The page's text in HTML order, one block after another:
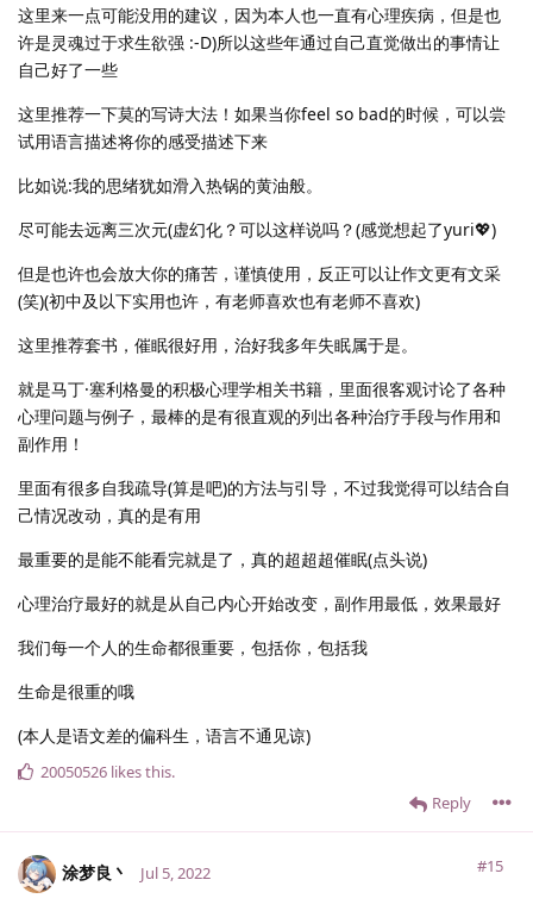
这里来一点可能没用的建议，因为本人也一直有心理疾病，但是也
许是灵魂过于求生欲强 :-D)所以这些年通过自己直觉做出的事情让
自己好了一些
这里推荐一下莫的写诗大法！如果当你feel so bad的时候，可以尝
试用语言描述将你的感受描述下来
比如说:我的思绪犹如滑入热锅的黄油般。
尽可能去远离三次元(虚幻化？可以这样说吗？(感觉想起了yuri💖)
但是也许也会放大你的痛苦，谨慎使用，反正可以让作文更有文采
(笑)(初中及以下实用也许，有老师喜欢也有老师不喜欢)
这里推荐套书，催眠很好用，治好我多年失眠属于是。
就是马丁·塞利格曼的积极心理学相关书籍，里面很客观讨论了各种
心理问题与例子，最棒的是有很直观的列出各种治疗手段与作用和
副作用！
里面有很多自我疏导(算是吧)的方法与引导，不过我觉得可以结合自
己情况改动，真的是有用
最重要的是能不能看完就是了，真的超超超催眠(点头说)
心理治疗最好的就是从自己内心开始改变，副作用最低，效果最好
我们每一个人的生命都很重要，包括你，包括我
生命是很重的哦
(本人是语文差的偏科生，语言不通见谅)
Reply
20050526 likes this.
涂梦良丶 #15
Jul 5, 2022